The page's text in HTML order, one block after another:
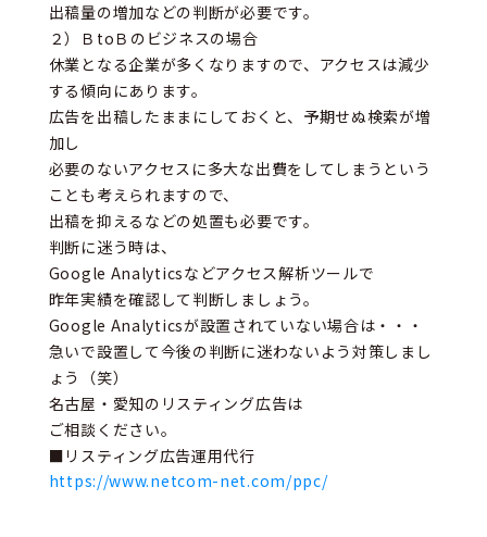
出稿量の増加などの判断が必要です。
２）ＢtoＢのビジネスの場合
休業となる企業が多くなりますので、アクセスは減少
する傾向にあります。
広告を出稿したままにしておくと、予期せぬ検索が増
加し
必要のないアクセスに多大な出費をしてしまうという
ことも考えられますので、
出稿を抑えるなどの処置も必要です。
判断に迷う時は、
Google Analyticsなどアクセス解析ツールで
昨年実績を確認して判断しましょう。
Google Analyticsが設置されていない場合は・・・
急いで設置して今後の判断に迷わないよう対策しまし
ょう（笑）
名古屋・愛知のリスティング広告は
ご相談ください。
■リスティング広告運用代行
https://www.netcom-net.com/ppc/